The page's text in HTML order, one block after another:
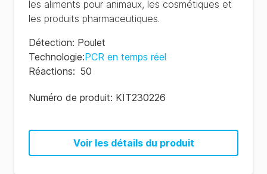
les aliments pour animaux, les cosmétiques et
les produits pharmaceutiques.
Détection: Poulet
Technologie:PCR en temps réel
Réactions: 50
Numéro de produit: KIT230226
Voir les détails du produit